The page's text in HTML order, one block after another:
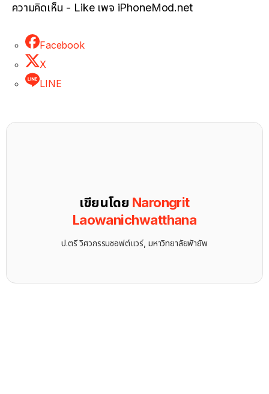
ความคิดเห็น - Like เพจ iPhoneMod.net
Facebook
X
LINE
เขียนโดย Narongrit
Laowanichwatthana
ป.ตรี วิศวกรรมซอฟต์แวร์, มหาวิทยาลัยพัายัพ